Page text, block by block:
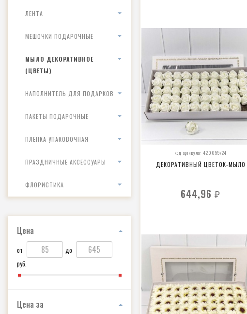
ЛЕНТА
МЕШОЧКИ ПОДАРОЧНЫЕ
МЫЛО ДЕКОРАТИВНОЕ
(ЦВЕТЫ)
НАПОЛНИТЕЛЬ ДЛЯ ПОДАРКОВ
ПАКЕТЫ ПОДАРОЧНЫЕ
ПЛЕНКА УПАКОВОЧНАЯ
ПРАЗДНИЧНЫЕ АКСЕССУАРЫ
ФЛОРИСТИКА
Цена
от
до
руб.
Цена за
код артикула: 420055/24
ДЕКОРАТИВНЫЙ ЦВЕТОК-МЫЛО
644,96₽